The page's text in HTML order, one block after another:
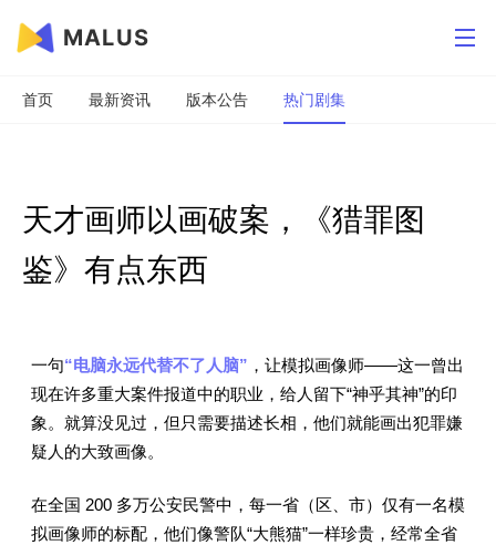
MALUS
首页 最新资讯 版本公告 热门剧集
天才画师以画破案，《猎罪图
鉴》有点东西
一句“电脑永远代替不了人脑” ，让模拟画像师——这一曾出
现在许多重大案件报道中的职业，给人留下“神乎其神”的印
象。就算没见过，但只需要描述长相，他们就能画出犯罪嫌
疑人的大致画像。
在全国 200 多万公安民警中，每一省（区、市）仅有一名模
拟画像师的标配，他们像警队“大熊猫”一样珍贵，经常全省